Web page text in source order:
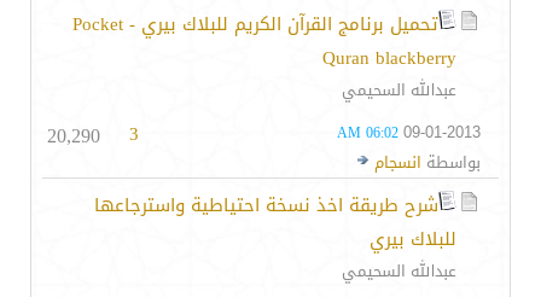
تحميل برنامج القرآن الكريم للبلاك بيري - Pocket
Quran blackberry
عبدالله السحيمي
09-01-2013
06:02 AM
بواسطة انسجام
3
20,290
شرح طريقة اخذ نسخة احتياطية واسترجاعها
للبلاك بيري
عبدالله السحيمي